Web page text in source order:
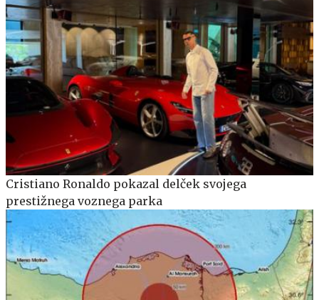
Cristiano Ronaldo pokazal delček svojega
prestižnega voznega parka